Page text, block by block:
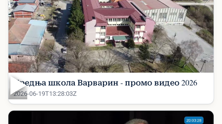
▶
Средња школа Варварин - промо видео 2026
2026-06-19T13:28:03Z